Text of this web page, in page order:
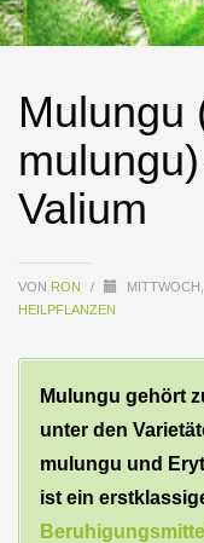
Mulungu
Valium
VON RON /
HEILPFLANZEN
Mulungu gehört
unter den
mulungu und
ist ein
Beruhigungsmittel